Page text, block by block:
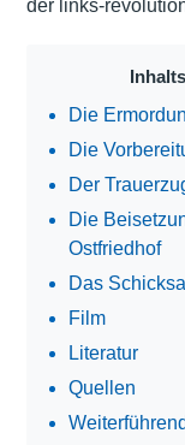
der links-
Die
Die
Der
Die
Ostfriedhof
Das
Film
Literatur
Quellen